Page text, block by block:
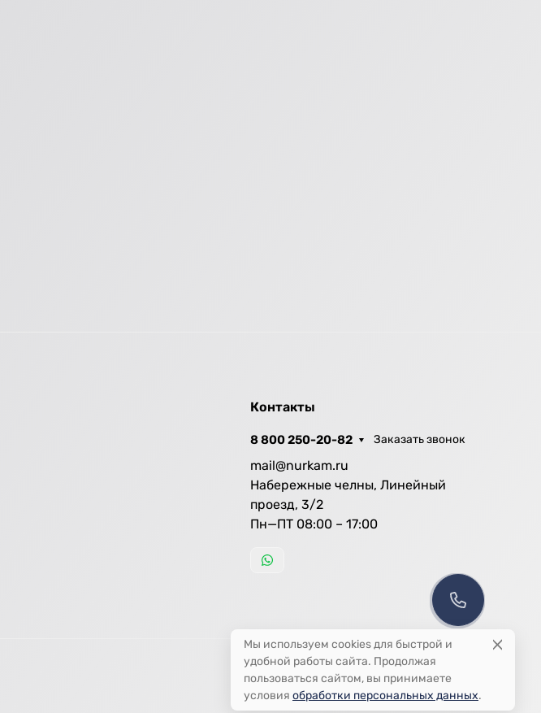
Контакты
8 800 250-20-82 Заказать звонок
mail@nurkam.ru
Набережные челны, Линейный
проезд, 3/2
Пн—ПТ 08:00 – 17:00
Мы используем cookies для быстрой и
удобной работы сайта. Продолжая
пользоваться сайтом, вы принимаете
условия обработки персональных данных.